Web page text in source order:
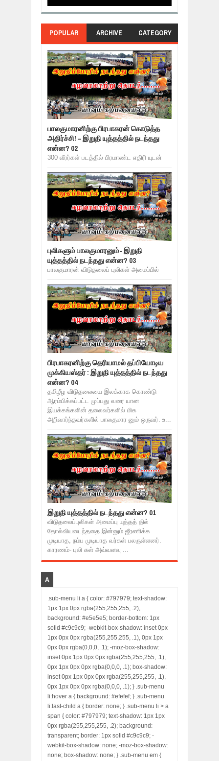
POPULAR ARCHIVE CATEGORY
பாலகுமாரனிற்கு பிரபாகரன் கொடுத்த
அதிர்ச்சி! – இறுதி யுத்தத்தில் நடந்தது
என்ன? 02
300 வீரர்கள் படத்தில் பிரமாண்ட எதிரி யுடன்
புலிகளும் பாலகுமாரனும்- இறுதி
யுத்தத்தில் நடந்தது என்ன? 03
பாலகுமாரன் விடுதலைப் புலிகள் அமைப்பில்
பிரபாகரனிற்கு தெரியாமல் தப்பியோடிய
முக்கியஸ்தர் : இறுதி யுத்தத்தில் நடந்தது
என்ன? 04
தமிழீழ விடுதலையை இலக்காக கொண்டு
ஆரம்பிக்கப்பட்ட முப்பது வரை யான
இயக்கங்களின் தலைவர்களில் மிக
அறிவார்ந்தவர்களில் பாலகுமார னும் ஒருவர். உ...
இறுதி யுத்தத்தில் நடந்தது என்ன? 01
விடுதலைப்புலிகள் அமைப்பு யுத்தத் தில்
தோல்வியடைந்ததை இன்னும் ஜீரணிக்க
முடியாத, நம்ப முடியாத வர்கள் பலருள்ளனர்.
காரணம்- புலி கள் அவ்வளவு ...
A
.sub-menu li a { color: #797979; text-shadow:
1px 1px 0px rgba(255,255,255, .2);
background: #e5e5e5; border-bottom: 1px
solid #c9c9c9; -webkit-box-shadow: inset 0px
1px 0px 0px rgba(255,255,255, .1), 0px 1px
0px 0px rgba(0,0,0, .1); -moz-box-shadow:
inset 0px 1px 0px 0px rgba(255,255,255, .1),
0px 1px 0px 0px rgba(0,0,0, .1); box-shadow:
inset 0px 1px 0px 0px rgba(255,255,255, .1),
0px 1px 0px 0px rgba(0,0,0, .1); } .sub-menu
li:hover a { background: #efefef; } .sub-menu
li:last-child a { border: none; } .sub-menu li > a
span { color: #797979; text-shadow: 1px 1px
0px rgba(255,255,255, .2); background:
transparent; border: 1px solid #c9c9c9; -
webkit-box-shadow: none; -moz-box-shadow:
none; box-shadow: none; } .sub-menu em {